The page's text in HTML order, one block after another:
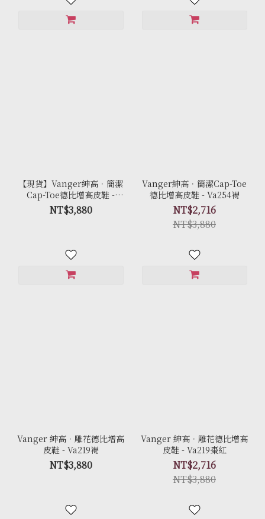
【現貨】Vanger紳高．簡潔
Cap-Toe德比增高皮鞋 -
Va254黑
NT$3,880
Vanger紳高．簡潔Cap-Toe
德比增高皮鞋 - Va254褐
NT$2,716
NT$3,880
Vanger 紳高．雕花德比增高
皮鞋 - Va219褐
NT$3,880
Vanger 紳高．雕花德比增高
皮鞋 - Va219棗紅
NT$2,716
NT$3,880